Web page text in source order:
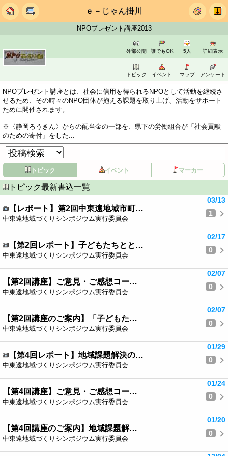
ｅ－じゃん掛川
NPOプレゼント講座2013
外部公開 誰でもOK 5人 詳細表示
トピック イベント マップ アンケート
NPOプレゼント講座とは、社会に信用を得られるNPOとして活動を継続さ
せるため、その時々のNPO団体が抱える課題を取り上げ、活動をサポート
ために開催されます。
※〈静岡ろうきん〉からの配当金の一部を、県下の労働組合が「社会貢献
のための寄付」をした...
トピック イベント マーカー
トピック最新書込一覧
【レポート】第2回中東遠地域市町…
03/13
1
中東遠地域づくりシンポジウム実行委員会
【第2回レポート】子どもたちとと…
02/17
0
中東遠地域づくりシンポジウム実行委員会
【第2回講座】ご意見・ご感想コー…
02/07
0
中東遠地域づくりシンポジウム実行委員会
【第2回講座のご案内】「子どもた…
02/07
0
中東遠地域づくりシンポジウム実行委員会
【第4回レポート】地域課題解決の…
01/29
0
中東遠地域づくりシンポジウム実行委員会
【第4回講座】ご意見・ご感想コー…
01/24
0
中東遠地域づくりシンポジウム実行委員会
【第4回講座のご案内】地域課題解…
01/20
0
中東遠地域づくりシンポジウム実行委員会